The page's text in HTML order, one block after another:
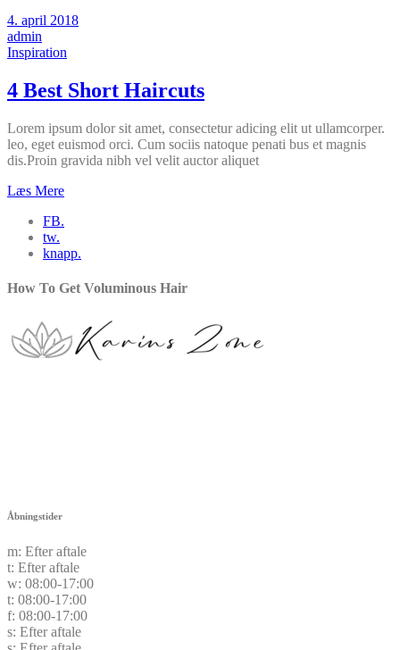
4. april 2018
admin
Inspiration
4 Best Short Haircuts
Lorem ipsum dolor sit amet, consectetur adicing elit ut ullamcorper.
leo, eget euismod orci. Cum sociis natoque penati bus et magnis
dis.Proin gravida nibh vel velit auctor aliquet
Læs Mere
FB.
tw.
knapp.
How To Get Voluminous Hair
Åbningstider
m: Efter aftale
t: Efter aftale
w: 08:00-17:00
t: 08:00-17:00
f: 08:00-17:00
s: Efter aftale